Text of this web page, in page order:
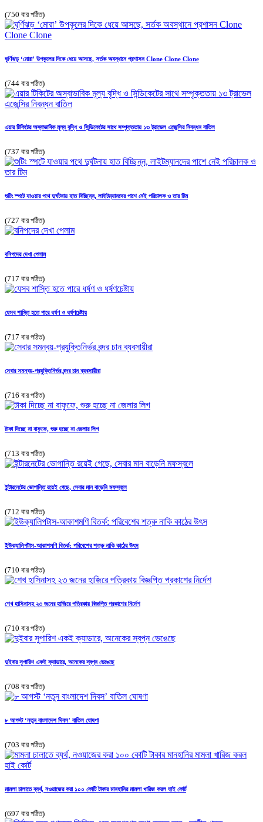
(750 বার পঠিত)
ঘূর্ণিঝড় ‘মোরা’ উপকূলের দিকে ধেয়ে আসছে, সর্তক অবস্থানে প্রশাসন Clone Clone Clone
(744 বার পঠিত)
এয়ার টিকিটের অস্বাভাবিক মূল্য বৃদ্ধি ও সিন্ডিকেটের সাথে সম্পৃক্ততায় ১৩ ট্রাভেল এজেন্সির নিবন্ধন বাতিল
(737 বার পঠিত)
শুটিং স্পটে যাওয়ার পথে দুর্ঘটনায় হাত বিচ্ছিন্ন, লাইটম্যানদের পাশে নেই পরিচালক ও তার টিম
(727 বার পঠিত)
বনিপদের দেখা পেলাম
(717 বার পঠিত)
যেসব শাস্তি হতে পারে ধর্ষণ ও ধর্ষণচেষ্টায়
(717 বার পঠিত)
সেবার সমন্বয়-প্রযুক্তিনির্ভর বন্দর চান ব্যবসায়ীরা
(716 বার পঠিত)
টাকা দিচ্ছে না বাফুফে, শুরু হচ্ছে না জেলার লিগ
(713 বার পঠিত)
ইন্টারনেটের ভোগান্তি রয়েই গেছে, সেবার মান বাড়েনি মফস্বলে
(712 বার পঠিত)
ইউক্যালিপটাস-আকাশমণি বিতর্ক: পরিবেশের শত্রু নাকি কাঠের উৎস
(710 বার পঠিত)
শেখ হাসিনাসহ ২৩ জনের হাজিরে পত্রিকায় বিজ্ঞপ্তি প্রকাশের নির্দেশ
(710 বার পঠিত)
দুইবার সুপারিশ একই ক্যাডারে, অনেকের স্বপ্ন ভেঙেছে
(708 বার পঠিত)
৮ আগস্ট ‘নতুন বাংলাদেশ দিবস’ বাতিল ঘোষণা
(703 বার পঠিত)
মামলা চালাতে ব্যর্থ, নওয়াজের করা ১০০ কোটি টাকার মানহানির মামলা খারিজ করল হাই কোর্ট
(697 বার পঠিত)